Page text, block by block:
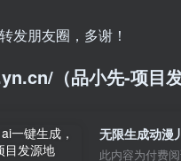
发朋友圈，多谢！
（品小先-项目发
此内容为付费